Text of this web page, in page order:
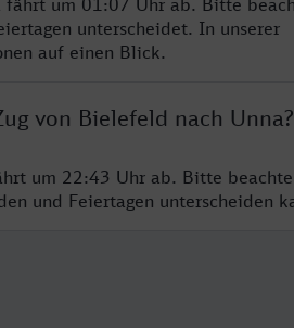
um 01:07 Uhr ab. Bitte
unterscheidet. In unserer
auf einen Blick.
von Bielefeld nach Unna?
um 22:43 Uhr ab. Bitte
und Feiertagen unterscheiden